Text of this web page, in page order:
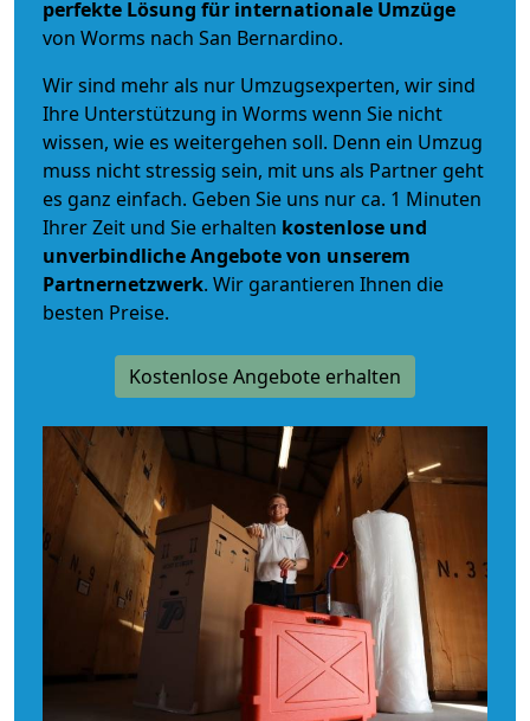
perfekte Lösung für internationale Umzüge
von Worms nach San Bernardino.
Wir sind mehr als nur Umzugsexperten, wir sind
Ihre Unterstützung in Worms wenn Sie nicht
wissen, wie es weitergehen soll. Denn ein Umzug
muss nicht stressig sein, mit uns als Partner geht
es ganz einfach. Geben Sie uns nur ca. 1 Minuten
Ihrer Zeit und Sie erhalten kostenlose und
unverbindlicheAngebote von unserem
Partnernetzwerk. Wir garantieren Ihnen die
besten Preise.
Kostenlose Angebote erhalten